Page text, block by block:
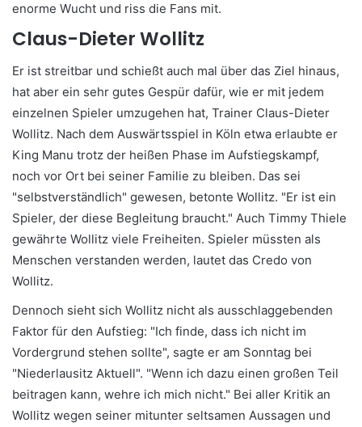
enorme Wucht und riss die Fans mit.
Claus-Dieter Wollitz
Er ist streitbar und schießt auch mal über das Ziel hinaus,
hat aber ein sehr gutes Gespür dafür, wie er mit jedem
einzelnen Spieler umzugehen hat, Trainer Claus-Dieter
Wollitz. Nach dem Auswärtsspiel in Köln etwa erlaubte er
King Manu trotz der heißen Phase im Aufstiegskampf,
noch vor Ort bei seiner Familie zu bleiben. Das sei
"selbstverständlich" gewesen, betonte Wollitz. "Er ist ein
Spieler, der diese Begleitung braucht." Auch Timmy Thiele
gewährte Wollitz viele Freiheiten. Spieler müssten als
Menschen verstanden werden, lautet das Credo von
Wollitz.
Dennoch sieht sich Wollitz nicht als ausschlaggebenden
Faktor für den Aufstieg: "Ich finde, dass ich nicht im
Vordergrund stehen sollte", sagte er am Sonntag bei
"Niederlausitz Aktuell". "Wenn ich dazu einen großen Teil
beitragen kann, wehre ich mich nicht." Bei aller Kritik an
Wollitz wegen seiner mitunter seltsamen Aussagen und